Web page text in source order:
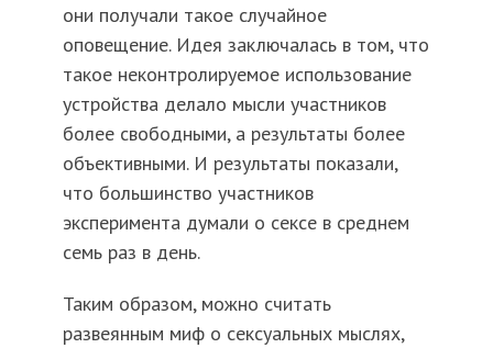
они получали такое случайное
оповещение. Идея заключалась в том, что
такое неконтролируемое использование
устройства делало мысли участников
более свободными, а результаты более
объективными. И результаты показали,
что большинство участников
эксперимента думали о сексе в среднем
семь раз в день.
Таким образом, можно считать
развеянным миф о сексуальных мыслях,